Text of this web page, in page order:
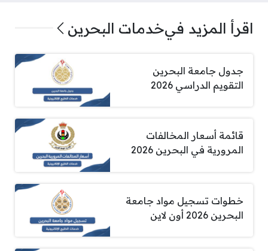
اقرأ المزيد فيخدمات البحرين
جدول جامعة البحرين
التقويم الدراسي 2026
قائمة أسعار المخالفات
المرورية في البحرين 2026
خطوات تسجيل مواد جامعة
البحرين 2026 أون لاين